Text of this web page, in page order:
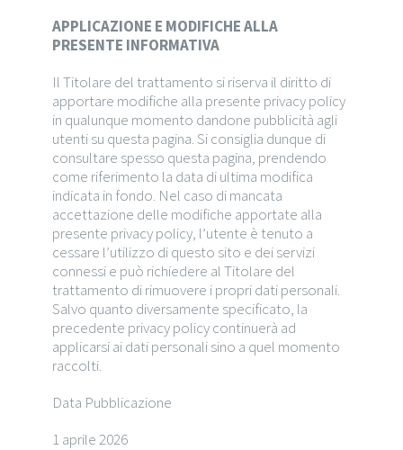
APPLICAZIONE E MODIFICHE ALLA
PRESENTE INFORMATIVA
Il Titolare del trattamento si riserva il diritto di
apportare modifiche alla presente privacy policy
in qualunque momento dandone pubblicità agli
utenti su questa pagina. Si consiglia dunque di
consultare spesso questa pagina, prendendo
come riferimento la data di ultima modifica
indicata in fondo. Nel caso di mancata
accettazione delle modifiche apportate alla
presente privacy policy, l’utente è tenuto a
cessare l’utilizzo di questo sito e dei servizi
connessi e può richiedere al Titolare del
trattamento di rimuovere i propri dati personali.
Salvo quanto diversamente specificato, la
precedente privacy policy continuerà ad
applicarsi ai dati personali sino a quel momento
raccolti.
Data Pubblicazione
1 aprile 2026